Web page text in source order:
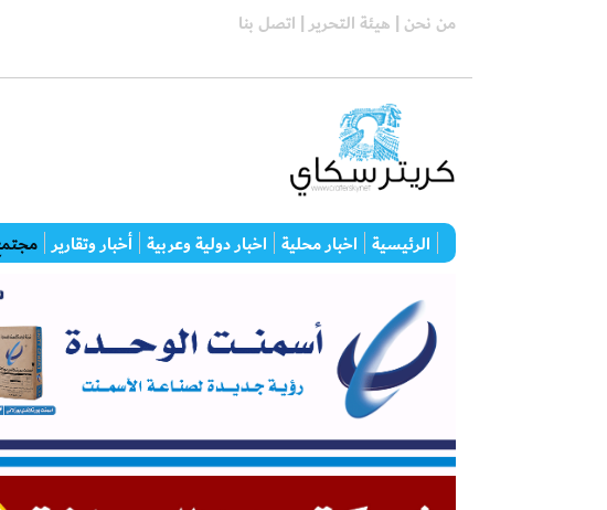
من نحن | هيئة التحرير | اتصل بنا
الرئيسية اخبار محلية اخبار دولية وعربية أخبار وتقارير